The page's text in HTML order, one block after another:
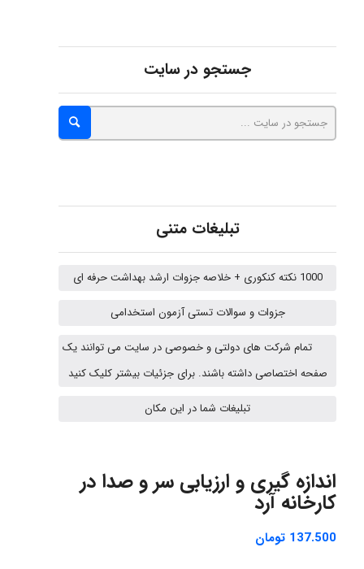
ABOALFZAL ZAREI
arman.m
Hasan haghparast
جستجو در سایت
تبلیغات متنی
1000 نکته کنکوری + خلاصه جزوات ارشد بهداشت حرفه ای
جزوات و سوالات تستی آزمون استخدامی
تمام شرکت های دولتی و خصوصی در سایت می توانند یک
صفحه اختصاصی داشته باشند. برای جزئیات بیشتر کلیک کنید
تبلیغات شما در این مکان
اندازه گیری و ارزیابی سر و صدا در
کارخانه آرد
137.500 تومان